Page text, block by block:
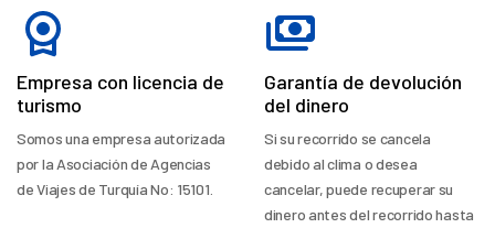
Empresa con licencia de
turismo
Somos una empresa autorizada
por la Asociación de Agencias
de Viajes de Turquía No: 15101.
Garantía de devolución
del dinero
Si su recorrido se cancela
debido al clima o desea
cancelar, puede recuperar su
dinero antes del recorrido hasta